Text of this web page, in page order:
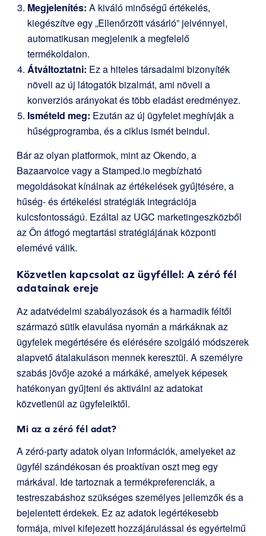
Megjelenítés: A kiváló minőségű értékelés,
kiegészítve egy „Ellenőrzött vásárló” jelvénnyel,
automatikusan megjelenik a megfelelő
termékoldalon.
Átváltoztatni: Ez a hiteles társadalmi bizonyíték
növeli az új látogatók bizalmát, ami növeli a
konverziós arányokat és több eladást eredményez.
Ismételd meg: Ezután az új ügyfelet meghívják a
hűségprogramba, és a ciklus ismét beindul.
Bár az olyan platformok, mint az Okendo, a
Bazaarvoice vagy a Stamped.io megbízható
megoldásokat kínálnak az értékelések gyűjtésére, a
hűség- és értékelési stratégiák integrációja
kulcsfontosságú. Ezáltal az UGC marketingeszközből
az Ön átfogó megtartási stratégiájának központi
elemévé válik.
Közvetlen kapcsolat az ügyféllel: A zéró fél
adatainak ereje
Az adatvédelmi szabályozások és a harmadik féltől
származó sütik elavulása nyomán a márkáknak az
ügyfelek megértésére és elérésére szolgáló módszerek
alapvető átalakuláson mennek keresztül. A személyre
szabás jövője azoké a márkáké, amelyek képesek
hatékonyan gyűjteni és aktiválni az adatokat
közvetlenül az ügyfeleiktől.
Mi az a zéró fél adat?
A zéró-party adatok olyan információk, amelyeket az
ügyfél szándékosan és proaktívan oszt meg egy
márkával. Ide tartoznak a termékpreferenciák, a
testreszabáshoz szükséges személyes jellemzők és a
bejelentett érdekek. Ez az adatok legértékesebb
formája, mivel kifejezett hozzájárulással és egyértelmű